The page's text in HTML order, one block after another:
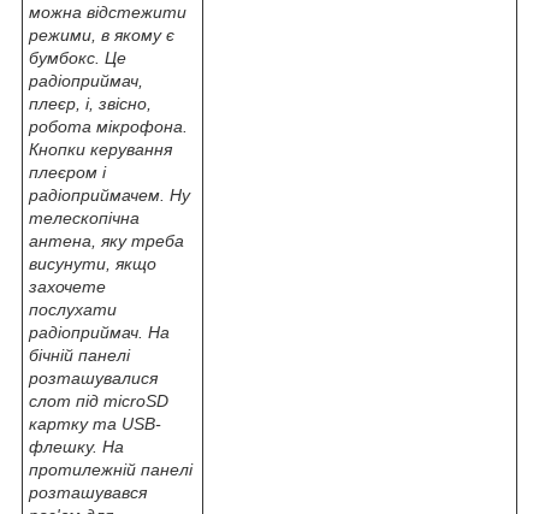
можна відстежити
режими, в якому є
бумбокс. Це
радіоприймач,
плеєр, і, звісно,
робота мікрофона.
Кнопки керування
плеєром і
радіоприймачем. Ну
телескопічна
антена, яку треба
висунути, якщо
захочете
послухати
радіоприймач. На
бічній панелі
розташувалися
слот під microSD
картку та USB-
флешку. На
протилежній панелі
розташувався